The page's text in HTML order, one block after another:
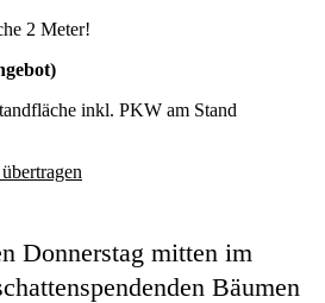
2 Meter!
inkl. PKW am Stand
Donnerstag mitten im
Bäumen